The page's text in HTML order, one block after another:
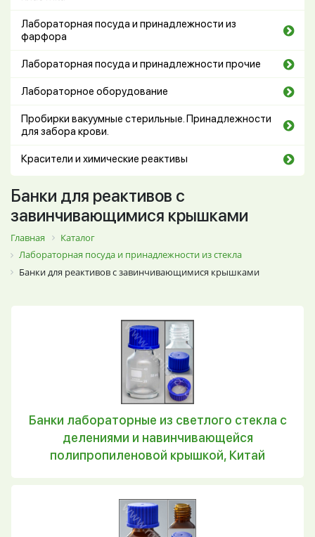
Лабораторная посуда и принадлежности из
фарфора
Лабораторная посуда и принадлежности прочие
Лабораторное оборудование
Пробирки вакуумные стерильные. Принадлежности
для забора крови.
Красители и химические реактивы
Банки для реактивов с
завинчивающимися крышками
Главная
Каталог
Лабораторная посуда и принадлежности из стекла
Банки для реактивов с завинчивающимися крышками
Банки лабораторные из светлого стекла с
делениями и навинчивающейся
полипропиленовой крышкой, Китай